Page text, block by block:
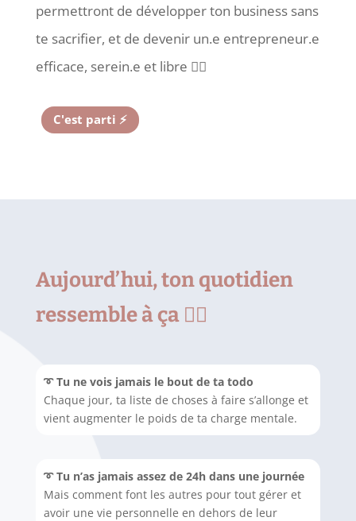
permettront de développer ton business sans
te sacrifier, et de devenir un.e entrepreneur.e
efficace, serein.e et libre ✌🏻
C'est parti ⚡️
Aujourd’hui,ton quotidien
ressemble à ça 👇🏻
➰ Tu ne vois jamais le bout de ta todo
Chaque jour, ta liste de choses à faire s’allonge et
vient augmenter le poids de ta charge mentale.
➰ Tu n’as jamais assez de 24h dans une journée
Mais comment font les autres pour tout gérer et
avoir une vie personnelle en dehors de leur